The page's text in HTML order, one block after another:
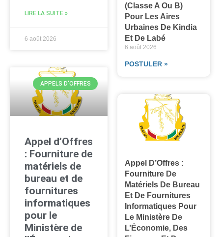
LIRE LA SUITE »
6 août 2026
APPELS D'OFFRES
Appel d’Offres
: Fourniture de
matériels de
bureau et de
fournitures
informatiques
pour le
Ministère de
(classe A Ou B)
Pour Les Aires
Urbaines De Kindia
Et De Labé
6 août 2026
POSTULER »
Appel D’Offres :
Fourniture De
Matériels De Bureau
Et De Fournitures
Informatiques Pour
Le Ministère De
L’Économie, Des